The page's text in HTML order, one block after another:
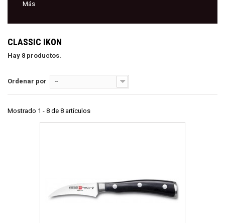
Más
CLASSIC IKON
Hay 8 productos.
Ordenar por --
Mostrado 1 - 8 de 8 artículos